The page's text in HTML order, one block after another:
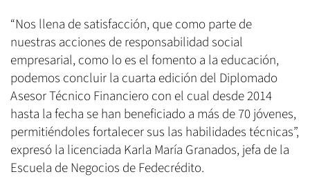
“Nos llena de satisfacción, que como parte de
nuestras acciones de responsabilidad social
empresarial, como lo es el fomento a la educación,
podemos concluir la cuarta edición del Diplomado
Asesor Técnico Financiero con el cual desde 2014
hasta la fecha se han beneficiado a más de 70 jóvenes,
permitiéndoles fortalecer sus las habilidades técnicas”,
expresó la licenciada Karla María Granados, jefa de la
Escuela de Negocios de Fedecrédito.